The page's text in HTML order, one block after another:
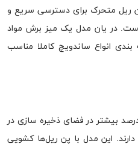
ریل متحرک برای دسترسی سریع و
است. در یان مدل یک میز برش مواد
انواع ساندویچ کاملا مناسب
مگا تاپ می‌توانند تا ۵۰ درصد بیشتر در فضای ذخیره سازی در
دارند. این مدل با پن ریل‌ها کشویی